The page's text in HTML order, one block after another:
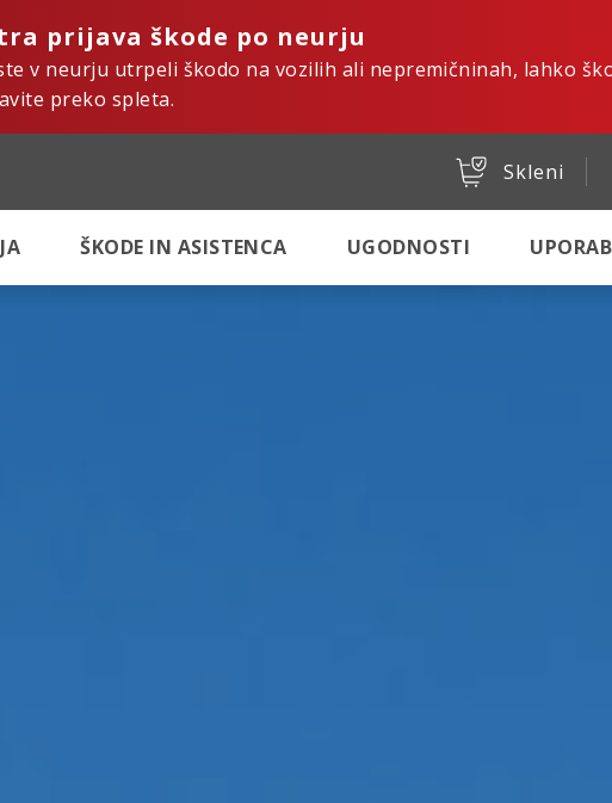
prijava škode po neurju
v neurju utrpeli škodo na vozilih ali nepremičninah, lahko
preko spleta.
Skleni
ŠKODE IN ASISTENCA UGODNOSTI